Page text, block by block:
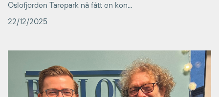
Oslofjorden Tarepark nå fått en kon...
22/12/2025